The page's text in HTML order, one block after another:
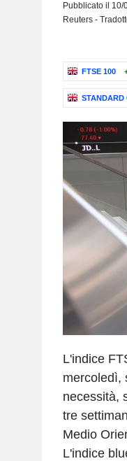
Pubblicato il
Reuters -
FTSE 100
STANDARD
L'indice
mercoledì,
necessità,
tre
Medio
L'indice